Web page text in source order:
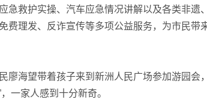
救护实操、汽车应急情况讲解以及各类非遗
费理发、反诈宣传等多项公益服务，为市民带
海望带着孩子来到新洲人民广场参加游园会
一家人感到十分新奇。